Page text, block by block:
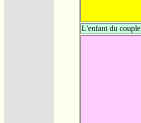
L'enfant du couple